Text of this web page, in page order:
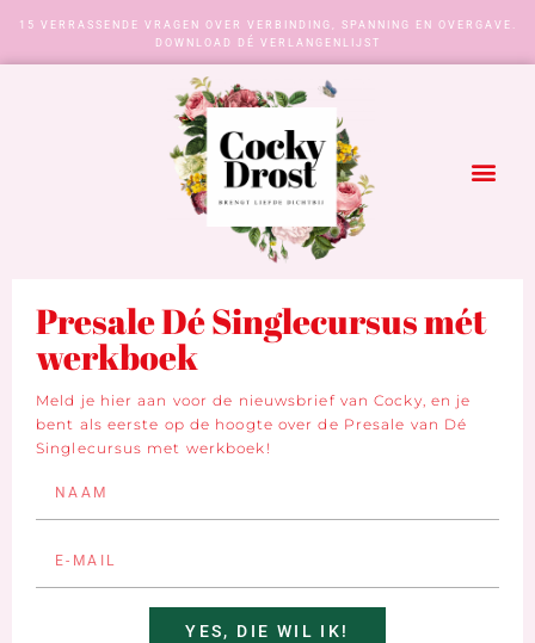
15 VERRASSENDE VRAGEN OVER VERBINDING, SPANNING EN OVERGAVE.
DOWNLOAD DÉ VERLANGENLIJST
Presale Dé Singlecursus mét
werkboek
Meld je hier aan voor de nieuwsbrief van Cocky, en je
bent als eerste op de hoogte over de Presale van Dé
Singlecursus met werkboek!
YES, DIE WIL IK!